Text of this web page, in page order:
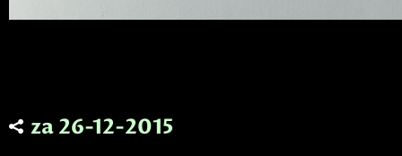
za 26-12-2015